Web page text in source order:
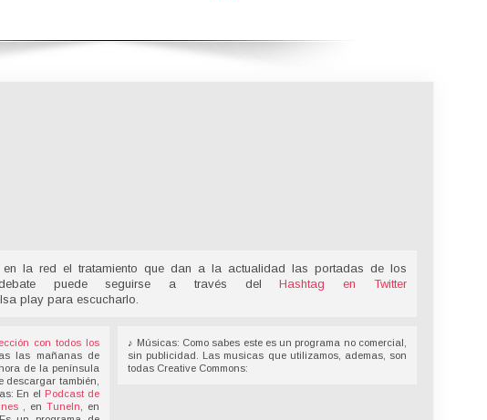
la red el tratamiento que dan a la actualidad las portadas de los
puede seguirse a través delHashtag en Twitter
play para escucharlo.
con todos los
las mañanas de
de la península
descargar también,
En el Podcast de
, en TuneIn , en
♪ Músicas: Como sabes este es un programa no comercial,
sin publicidad. Las musicas que utilizamos, ademas, son
todas Creative Commons: